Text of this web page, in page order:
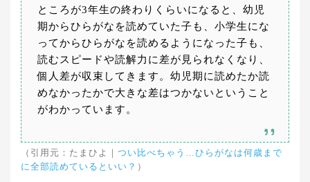
ところが3年生の終わりくらいになると、幼児
期からひらがなを読めていた子も、小学生にな
ってからひらがなを読めるようになった子も、
読むスピードや読解力に差が見られなくなり、
個人差が収束してきます。幼児期に読めたか読
めなかったかで大きな差はつかないということ
がわかっています。
（引用元：たまひよ｜ つい比べちゃう…ひらがなは何歳まで
に全部読めているといい？ ）